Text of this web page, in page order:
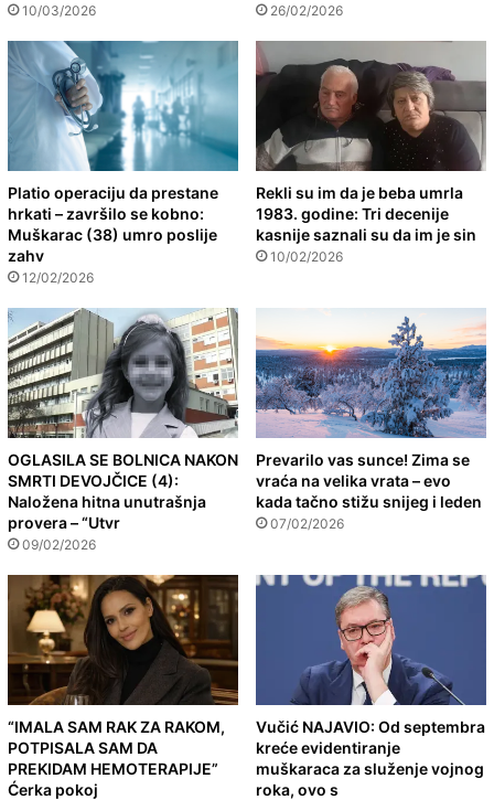
10/03/2026 26/02/2026
Platio operaciju da prestane
hrkati – završilo se kobno:
Muškarac (38) umro poslije
zahv
12/02/2026
Rekli su im da je beba umrla
1983. godine: Tri decenije
kasnije saznali su da im je sin
10/02/2026
OGLASILA SE BOLNICA NAKON
SMRTI DEVOJČICE (4):
Naložena hitna unutrašnja
provera – “Utvr
09/02/2026
Prevarilo vas sunce! Zima se
vraća na velika vrata – evo
kada tačno stižu snijeg i leden
07/02/2026
“IMALA SAM RAK ZA RAKOM,
POTPISALA SAM DA
PREKIDAM HEMOTERAPIJE”
Ćerka pokoj
Vučić NAJAVIO: Od septembra
kreće evidentiranje
muškaraca za služenje vojnog
roka, ovo s